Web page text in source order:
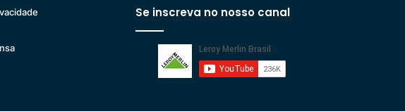
Se inscreva no nosso canal